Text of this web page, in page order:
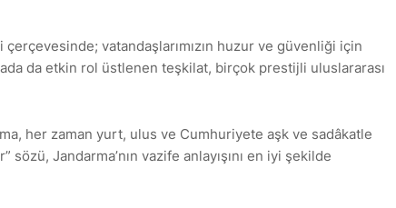
vatandaşlarımızın huzur ve güvenliği için
da etkin rol üstlenen teşkilat, birçok prestijli uluslararası
her zaman yurt, ulus ve Cumhuriyete aşk ve sadâkatle
Jandarma’nın vazife anlayışını en iyi şekilde